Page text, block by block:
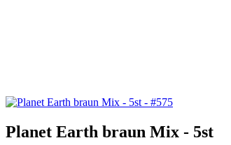
Planet Earth braun Mix - 5st